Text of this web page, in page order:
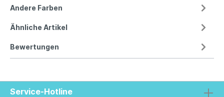
Andere Farben
Ähnliche Artikel
Bewertungen
Service-Hotline